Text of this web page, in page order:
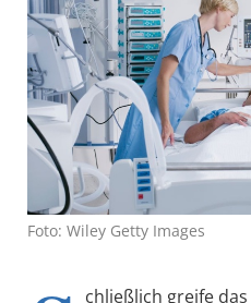
Foto: Wiley Getty Images
chließlich greife